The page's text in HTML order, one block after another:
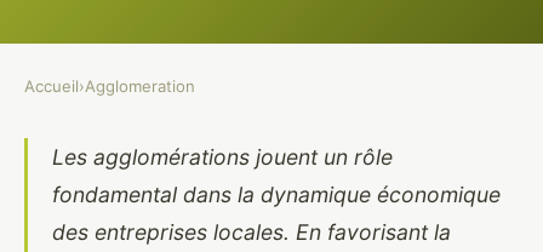
Accueil›Agglomeration
Les agglomérations jouent un rôle
fondamental dans la dynamique économique
des entreprises locales. En favorisant la